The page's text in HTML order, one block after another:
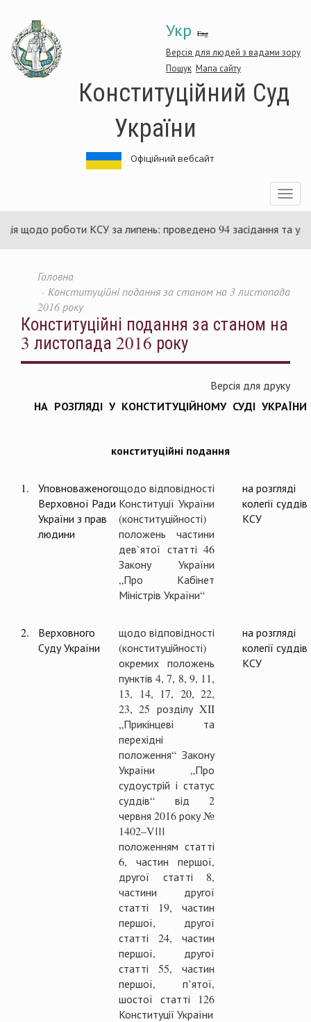
основного
матеріалу
Укр Eng
Версія для людей з вадами зору
Пошук Мапа сайту
Конституційний Суд
України
Офіційний вебсайт
Toggle
роботи КСУ за липень: проведено 94 засідання та ухвалено
Головна
Конституційні подання за станом на 3 листопада
2016 року
Конституційні подання за станом на
3 листопада 2016 року
Версія для друку
НА РОЗГЛЯДІ У КОНСТИТУЦІЙНОМУ СУДІ УКРАЇНИ
конституційні подання
1.
Уповноваженого
Верховної Ради
України з прав
людини
щодо відповідності
Конституції України
(конституційності)
положень частини
дев`ятої статті 46
Закону України
„Про Кабінет
Міністрів України“
на розгляді
колегії суддів
КСУ
2.
Верховного
Суду України
щодо відповідності
(конституційності)
окремих положень
пунктів 4, 7, 8, 9, 11,
13, 14, 17, 20, 22,
23, 25 розділу XII
„Прикінцеві та
перехідні
положення“ Закону
України „Про
судоустрій і статус
суддів“ від 2
червня 2016 року №
1402–VІІІ
положенням статті
6, частин першої,
другої статті 8,
частини другої
статті 19, частин
першої, другої
статті 24, частин
першої, другої
статті 55, частин
першої, п’ятої,
шостої статті 126
Конституції України
на розгляді
колегії суддів
КСУ